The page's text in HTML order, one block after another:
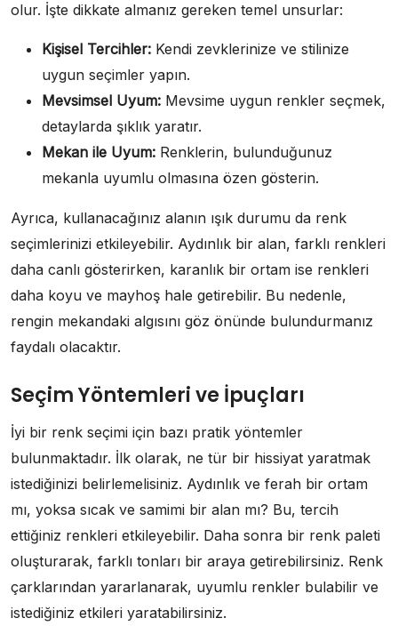
olur. İşte dikkate almanız gereken temel unsurlar:
Kişisel Tercihler: Kendi zevklerinize ve stilinize
uygun seçimler yapın.
Mevsimsel Uyum: Mevsime uygun renkler seçmek,
detaylarda şıklık yaratır.
Mekan ile Uyum: Renklerin, bulunduğunuz
mekanla uyumlu olmasına özen gösterin.
Ayrıca, kullanacağınız alanın ışık durumu da renk
seçimlerinizi etkileyebilir. Aydınlık bir alan, farklı renkleri
daha canlı gösterirken, karanlık bir ortam ise renkleri
daha koyu ve mayhoş hale getirebilir. Bu nedenle,
rengin mekandaki algısını göz önünde bulundurmanız
faydalı olacaktır.
Seçim Yöntemleri ve İpuçları
İyi bir renk seçimi için bazı pratik yöntemler
bulunmaktadır. İlk olarak, ne tür bir hissiyat yaratmak
istediğinizi belirlemelisiniz. Aydınlık ve ferah bir ortam
mı, yoksa sıcak ve samimi bir alan mı? Bu, tercih
ettiğiniz renkleri etkileyebilir. Daha sonra bir renk paleti
oluşturarak, farklı tonları bir araya getirebilirsiniz. Renk
çarklarından yararlanarak, uyumlu renkler bulabilir ve
istediğiniz etkileri yaratabilirsiniz.